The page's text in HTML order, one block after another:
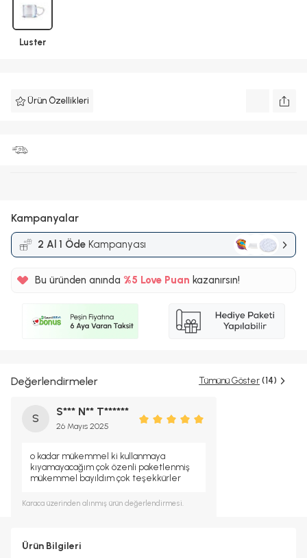
Luster
Ürün Özellikleri
Kampanyalar
2 Al 1 Öde Kampanyası
Bu üründen anında %5
%5
Love Puan kazanırsın!
Değerlendirmeler Tümünü Göster (14)
S
S*** N** T******
26 Mayıs 2025
o kadar mükemmel ki kullanmaya
kıyamayacağım çok özenli paketlenmiş
mükemmel bayıldım çok teşekkürler
Karaca üzerinden alınmış ürün değerlendirmesi.
Ürün Bilgileri